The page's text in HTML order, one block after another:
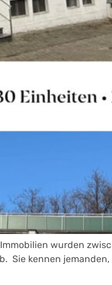
wurden
Sie kennen